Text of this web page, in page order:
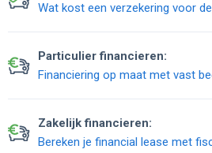
Wat kost een verzekering voor
Particulier financieren:
Financiering op maat met vast
Zakelijk financieren:
Bereken je financial lease met